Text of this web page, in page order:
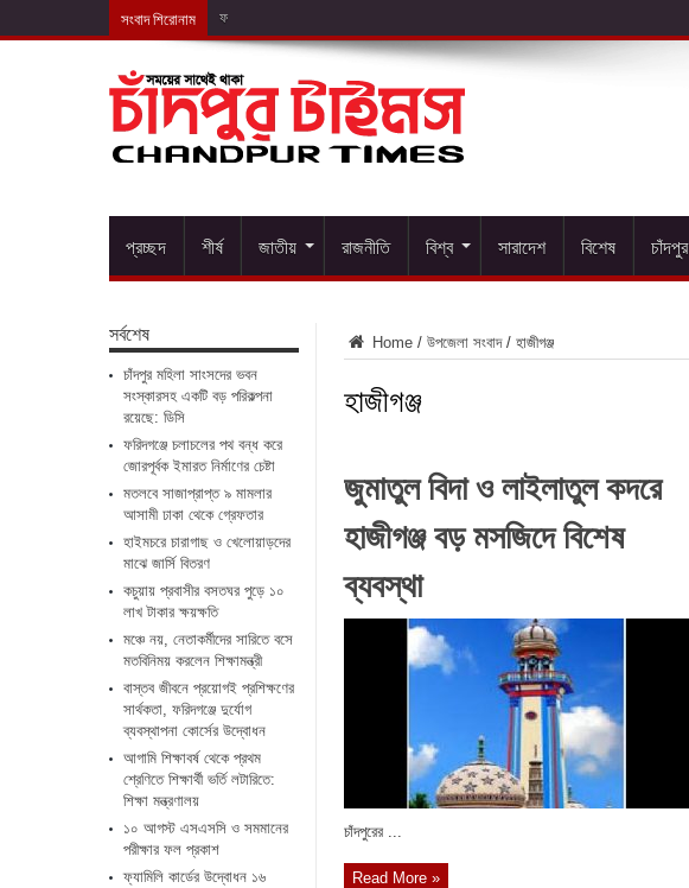
সংবাদ শিরোনাম ফরিদগঞ্জে চলাচলের পথ বন্ধ
প্রচ্ছদ শীর্ষ জাতীয় রাজনীতি বিশ্ব সারাদেশ বিশেষ চাঁদপুর
Home / উপজেলা সংবাদ / হাজীগঞ্জ
হাজীগঞ্জ
জুমাতুল বিদা ও লাইলাতুল কদরে
হাজীগঞ্জ বড় মসজিদে বিশেষ
ব্যবস্থা
চাঁদপুরের ...
Read More »
সর্বশেষ
চাঁদপুর মহিলা সাংসদের ভবন
সংস্কারসহ একটি বড় পরিকল্পনা
রয়েছে: ডিসি
ফরিদগঞ্জে চলাচলের পথ বন্ধ করে
জোরপূর্বক ইমারত নির্মাণের চেষ্টা
মতলবে সাজাপ্রাপ্ত ৯ মামলার
আসামী ঢাকা থেকে গ্রেফতার
হাইমচরে চারাগাছ ও খেলোয়াড়দের
মাঝে জার্সি বিতরণ
কচুয়ায় প্রবাসীর বসতঘর পুড়ে ১০
লাখ টাকার ক্ষয়ক্ষতি
মঞ্চে নয়, নেতাকর্মীদের সারিতে বসে
মতবিনিময় করলেন শিক্ষামন্ত্রী
​বাস্তব জীবনে প্রয়োগই প্রশিক্ষণের
সার্থকতা, ফরিদগঞ্জে দুর্যোগ
ব্যবস্থাপনা কোর্সের উদ্বোধন
আগামি শিক্ষাবর্ষ থেকে প্রথম
শ্রেণিতে শিক্ষার্থী ভর্তি লটারিতে:
শিক্ষা মন্ত্রণালয়
১০ আগস্ট এসএসসি ও সমমানের
পরীক্ষার ফল প্রকাশ
ফ্যামিলি কার্ডের উদ্বোধন ১৬